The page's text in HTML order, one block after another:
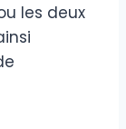
les deux